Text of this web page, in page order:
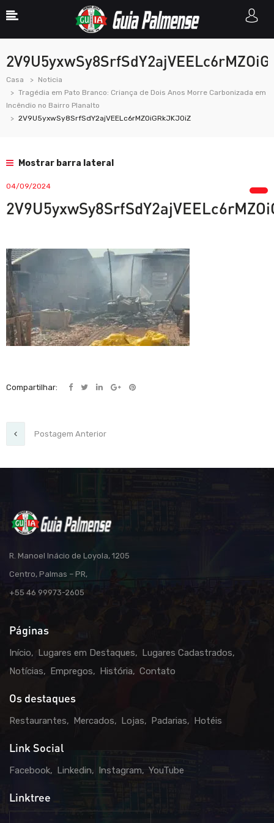
Casa
Noticia
Tragédia em Pato Branco: Criança de Dois Anos Morre Carbonizada em
Incêndio no Bairro Planalto
2V9U5yxwSy8SrfSdY2ajVEELc6rMZOiGRkJKJ0iZ
Mostrar barra lateral
04/09/2024
Compartilhar:
Postagem Anterior
R. Manoel Inácio de Loyola, 1205
Centro, Palmas – PR,
+55 46 99973-2605
Páginas
Início Lugares em Destaques
Lugares Cadastrados
Notícias
Empregos História Contato
Os destaques
Restaurantes Mercados Lojas Padarias Hotéis
Link Social
Facebook Linkedin Instagram YouTube
Linktree